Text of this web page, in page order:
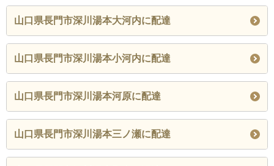
山口県長門市深川湯本大河内に配達
山口県長門市深川湯本小河内に配達
山口県長門市深川湯本河原に配達
山口県長門市深川湯本三ノ瀬に配達